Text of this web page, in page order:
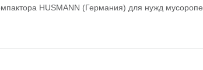
HUSMANN (Германия) для нужд